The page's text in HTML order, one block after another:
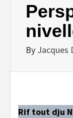
By Jacques
Rif tout dju